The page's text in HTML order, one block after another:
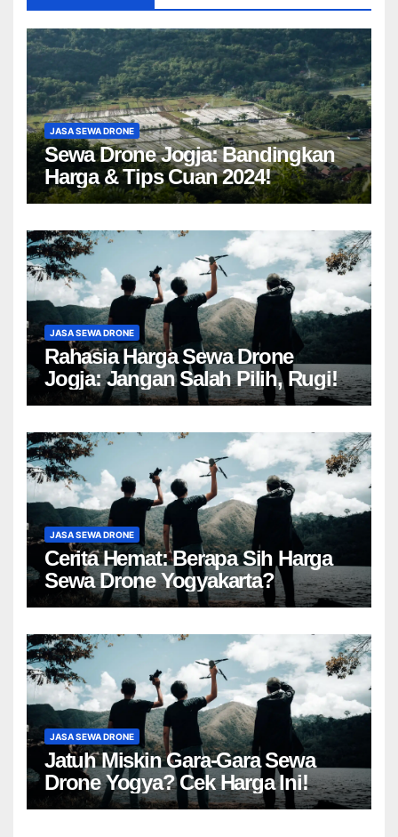
JASA SEWA DRONE
Sewa Drone Jogja: Bandingkan
Harga & Tips Cuan 2024!
JASA SEWA DRONE
Rahasia Harga Sewa Drone
Jogja: Jangan Salah Pilih, Rugi!
JASA SEWA DRONE
Cerita Hemat: Berapa Sih Harga
Sewa Drone Yogyakarta?
JASA SEWA DRONE
Jatuh Miskin Gara-Gara Sewa
Drone Yogya? Cek Harga Ini!